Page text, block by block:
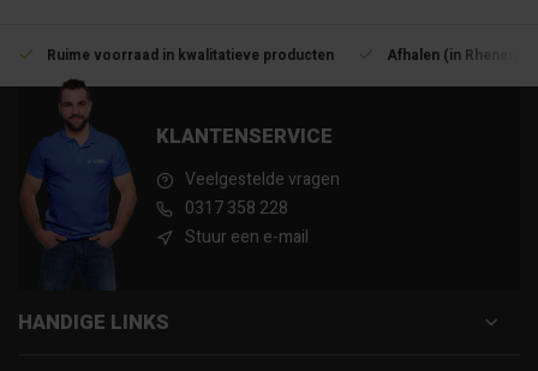
Ruime voorraad in kwalitatieve producten Afhalen (in Rhenen)
KLANTENSERVICE
Veelgestelde vragen
0317 358 228
Stuur een e-mail
HANDIGE LINKS